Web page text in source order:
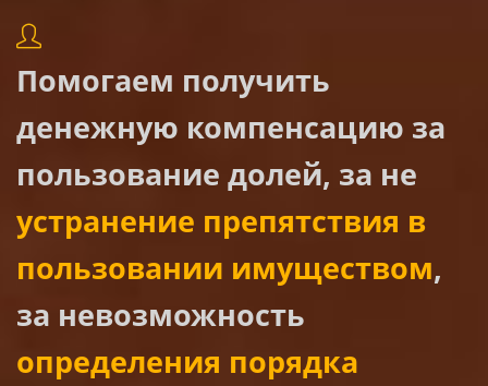
Помогаем получить
денежную компенсацию за
пользование долей, за не
устранение препятствия в
пользовании имуществом,
за невозможность
определения порядка